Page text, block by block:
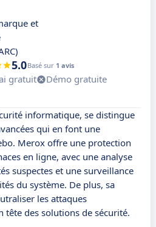
et
5.0Basé sur 1 avis
gratuit
Démo gratuite
informatique, se distingue
qui en font une
Merox offre une protection
en ligne, avec une analyse
suspectes et une surveillance
du système. De plus, sa
les attaques
tête des solutions de sécurité.